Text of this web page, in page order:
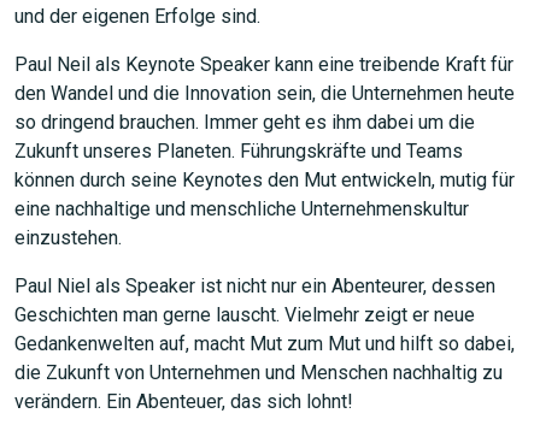
und der eigenen Erfolge sind.
Paul Neil als Keynote Speaker kann eine treibende Kraft für
den Wandel und die Innovation sein, die Unternehmen heute
so dringend brauchen. Immer geht es ihm dabei um die
Zukunft unseres Planeten. Führungskräfte und Teams
können durch seine Keynotes den Mut entwickeln, mutig für
eine nachhaltige und menschliche Unternehmenskultur
einzustehen.
Paul Niel als Speaker ist nicht nur ein Abenteurer, dessen
Geschichten man gerne lauscht. Vielmehr zeigt er neue
Gedankenwelten auf, macht Mut zum Mut und hilft so dabei,
die Zukunft von Unternehmen und Menschen nachhaltig zu
verändern. Ein Abenteuer, das sich lohnt!